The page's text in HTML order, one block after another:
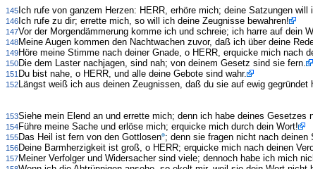
145 Ich rufe von ganzem Herzen: HERR, erhöre mich; deine Satzungen will
146 Ich rufe zu dir; errette mich, so will ich deine Zeugnisse bewahren!
147Vor der Morgendämmerung komme ich und schreie; ich harre auf dein
148Meine Augen kommen den Nachtwachen zuvor, daß ich über deine
149Höre meine Stimme nach deiner Gnade, o HERR, erquicke mich nach
150Die dem Laster nachjagen, sind nah; von deinem Gesetz sind sie fern.
151 Du bist nahe, o HERR, und alle deine Gebote sind wahr.
152Längst weiß ich aus deinen Zeugnissen, daß du sie auf ewig gegründet
153Siehe mein Elend an und errette mich; denn ich habe deines Gesetzes
154Führe meine Sache und erlöse mich; erquicke mich durch dein Wort!
155Das Heil ist fern von den Gottlosen ; denn sie fragen nicht nach deinen
156Deine Barmherzigkeit ist groß, o HERR; erquicke mich nach deinen
157Meiner Verfolger und Widersacher sind viele; dennoch habe ich mich